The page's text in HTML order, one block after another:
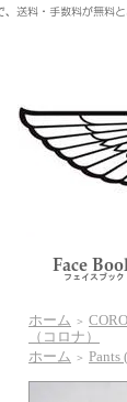
ホーム ＞
（コロナ）
ホーム ＞ Pants